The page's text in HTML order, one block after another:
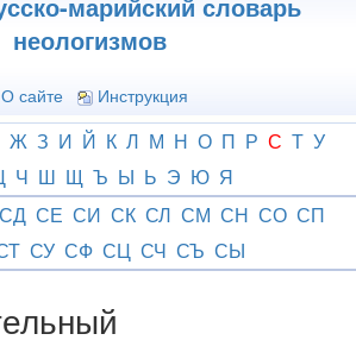
неологизмов
О сайте Инструкция
Ж З И Й К Л М Н О П Р С Т У
Ч Ш Щ Ъ Ы Ь Э Ю Я
СД СЕ СИ СК СЛ СМ СН СО СП
СУ СФ СЦ СЧ СЪ СЫ